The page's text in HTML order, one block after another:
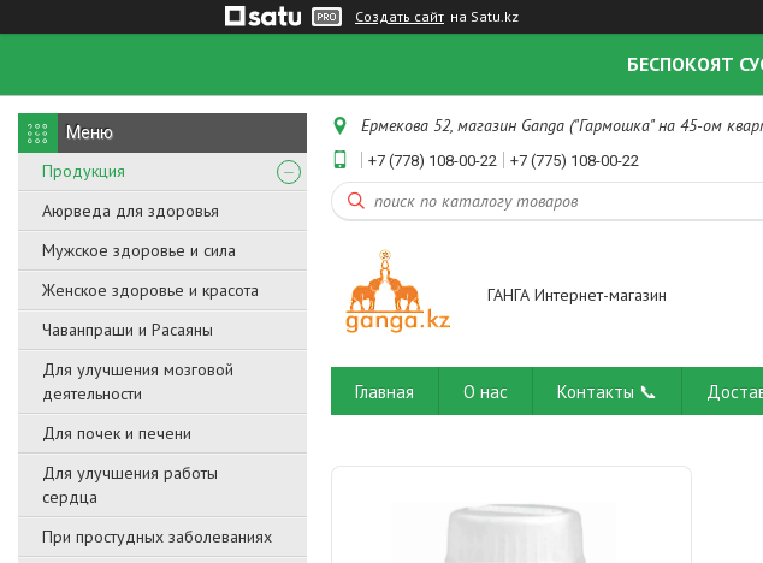
Создать сайт на Satu.kz
БЕСПОКОЯТ
Продукция
Аюрведа для здоровья
Мужское здоровье и сила
Женское здоровье и красота
Чаванпраши и Расаяны
Для улучшения мозговой
деятельности
Для почек и печени
Для улучшения работы
сердца
При простудных заболеваниях
Ермекова 52, магазин Ganga ("Гармошка" на 45-ом
+7 (778) 108-00-22 +7 (775) 108-00-22
ГАНГА Интернет-магазин
Главная О нас Контакты 📞